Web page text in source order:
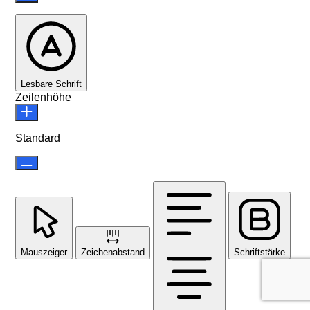
Lesbare Schrift
Zeilenhöhe
Standard
Mauszeiger Zeichenabstand Schriftstärke